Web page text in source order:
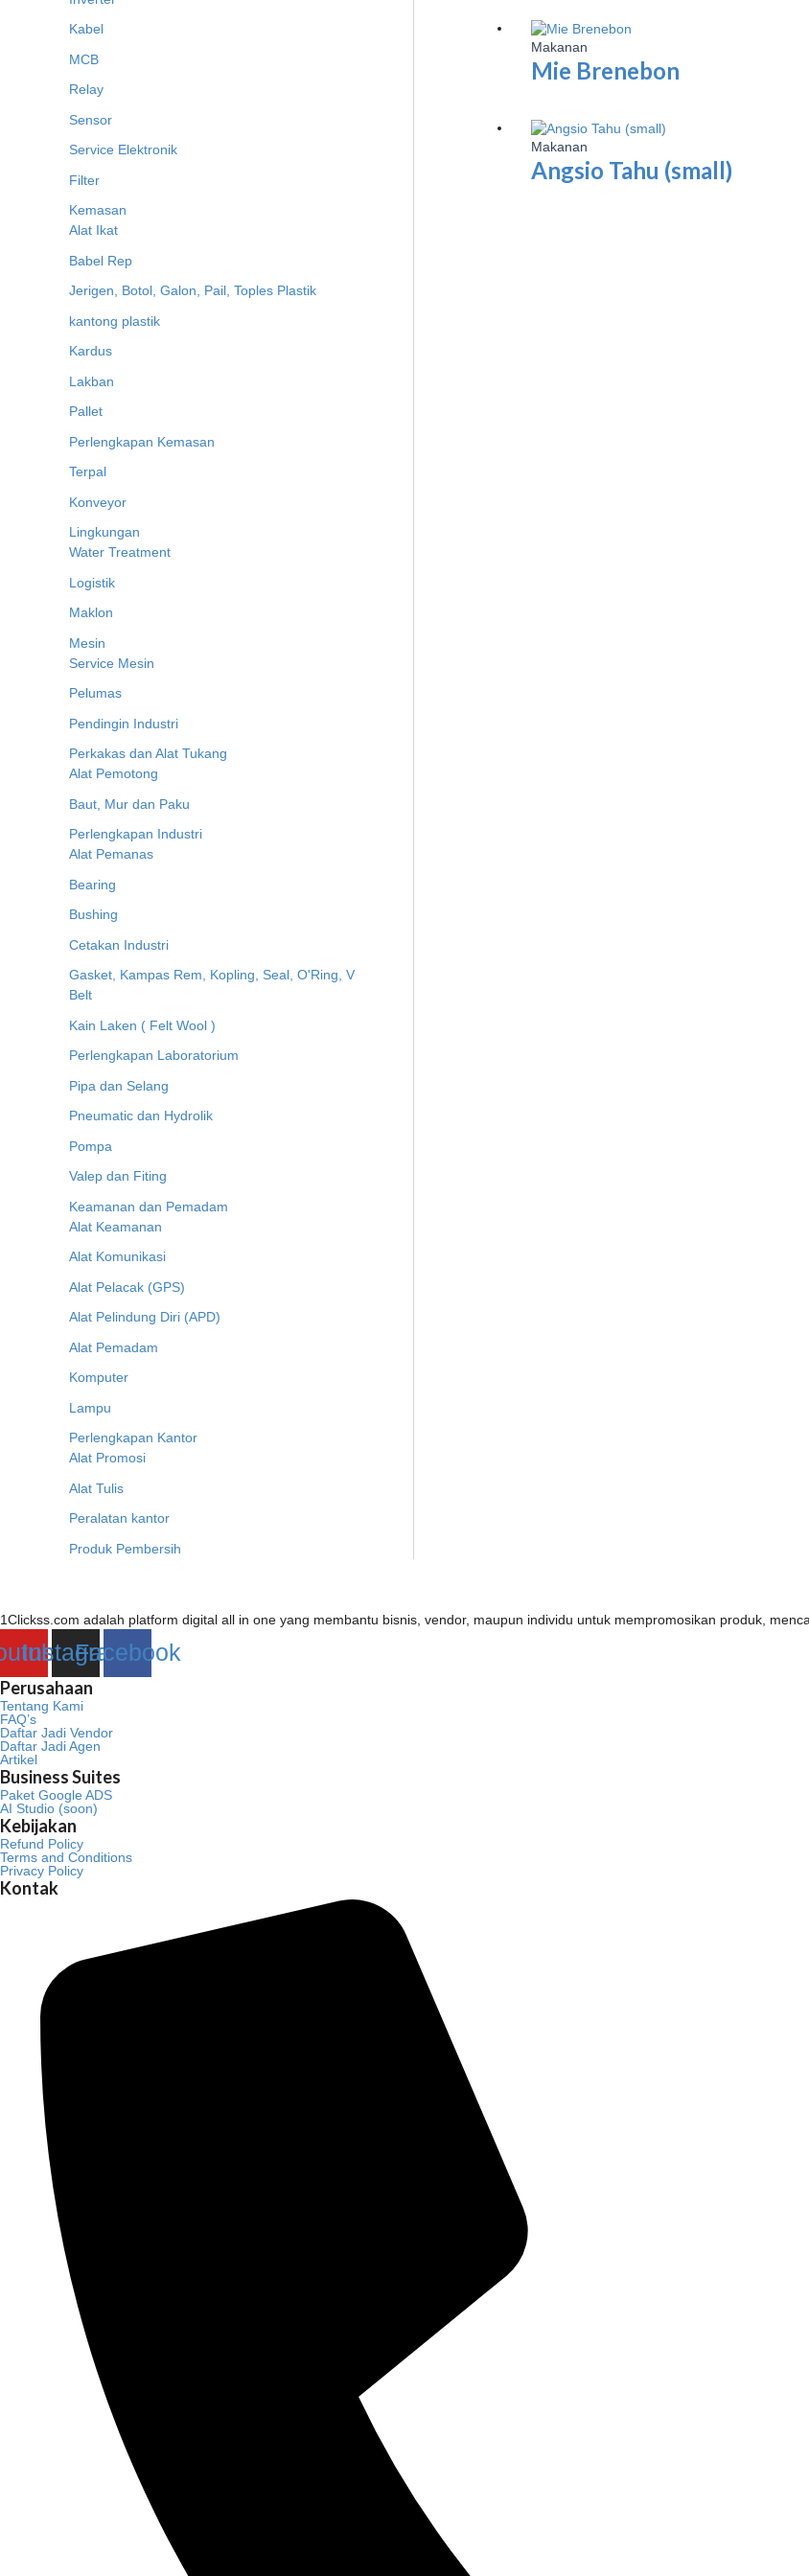
Kabel
MCB
Relay
Sensor
Service Elektronik
Filter
Kemasan
Alat Ikat
Babel Rep
Jerigen, Botol, Galon, Pail, Toples Plastik
kantong plastik
Kardus
Lakban
Pallet
Perlengkapan Kemasan
Terpal
Konveyor
Lingkungan
Water Treatment
Logistik
Maklon
Mesin
Service Mesin
Pelumas
Pendingin Industri
Perkakas dan Alat Tukang
Alat Pemotong
Baut, Mur dan Paku
Perlengkapan Industri
Alat Pemanas
Bearing
Bushing
Cetakan Industri
Gasket, Kampas Rem, Kopling, Seal, O'Ring, V
Belt
Kain Laken ( Felt Wool )
Perlengkapan Laboratorium
Pipa dan Selang
Pneumatic dan Hydrolik
Pompa
Valep dan Fiting
Keamanan dan Pemadam
Alat Keamanan
Alat Komunikasi
Alat Pelacak (GPS)
Alat Pelindung Diri (APD)
Alat Pemadam
Komputer
Lampu
Perlengkapan Kantor
Alat Promosi
Alat Tulis
Peralatan kantor
Produk Pembersih
Makanan
Mie Brenebon
Makanan
Angsio Tahu (small)
1Clickss.com adalah platform digital all in one yang membantu bisnis, vendor, maupun individu untuk mempromosikan produk,
InstagramFacebook
Perusahaan
Tentang Kami
FAQ’s
Daftar Jadi Vendor
Daftar Jadi Agen
Artikel
Business Suites
Paket Google ADS
AI Studio (soon)
Kebijakan
Refund Policy
Terms and Conditions
Privacy Policy
Kontak